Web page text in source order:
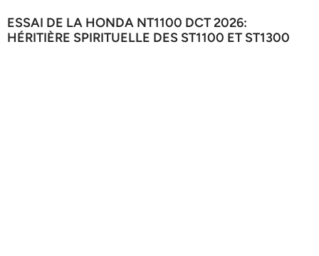
ESSAI DE LA HONDA NT1100 DCT 2026:
HÉRITIÈRE SPIRITUELLE DES ST1100 ET ST1300